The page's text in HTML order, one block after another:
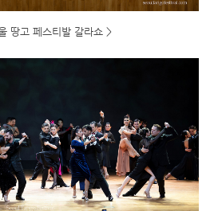
땅고 페스티발 갈라쇼 >